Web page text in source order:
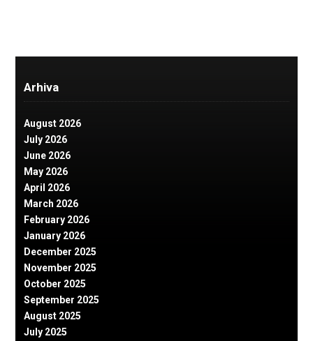
Arhiva
August 2026
July 2026
June 2026
May 2026
April 2026
March 2026
February 2026
January 2026
December 2025
November 2025
October 2025
September 2025
August 2025
July 2025